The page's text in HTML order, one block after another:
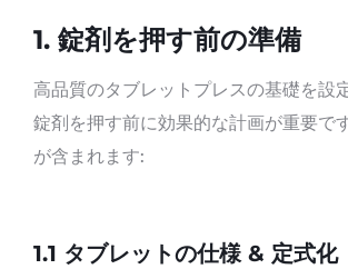
1. 錠剤を押す前の準備
高品質のタブレットプレスの基礎を設
錠剤を押す前に効果的な計画が重要で
が含まれます:
1.1 タブレットの仕様 & 定式化